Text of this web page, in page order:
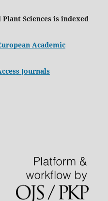
Sciences is indexed
Academic
Journals